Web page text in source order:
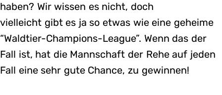
haben? Wir wissen es nicht, doch
vielleicht gibt es ja so etwas wie eine geheime
“Waldtier-Champions-League”. Wenn das der
Fall ist, hat die Mannschaft der Rehe auf jeden
Fall eine sehr gute Chance, zu gewinnen!